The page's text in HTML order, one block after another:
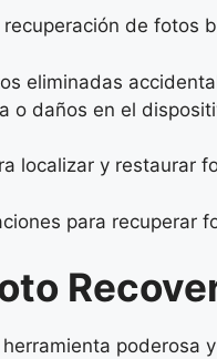
de fotos
eliminadas
o daños en el
localizar y restaurar
para recuperar